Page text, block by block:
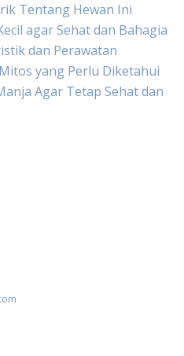
Tentang Hewan Ini
agar Sehat dan Bahagia
dan Perawatan
yang Perlu Diketahui
Agar Tetap Sehat dan